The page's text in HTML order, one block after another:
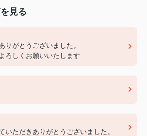
見る
りがとうございました。
ろしくお願いいたします
いただきありがとうございました。